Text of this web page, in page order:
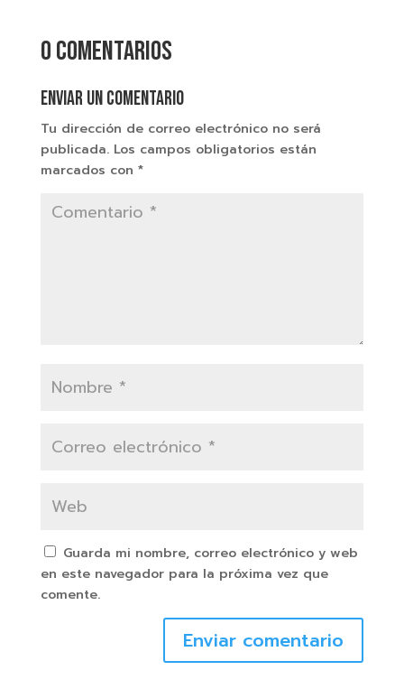
0 comentarios
Enviar un comentario
Tu dirección de correo electrónico no será
publicada. Los campos obligatorios están
marcados con *
Guarda mi nombre, correo electrónico y web
en este navegador para la próxima vez que
comente.
Enviar comentario